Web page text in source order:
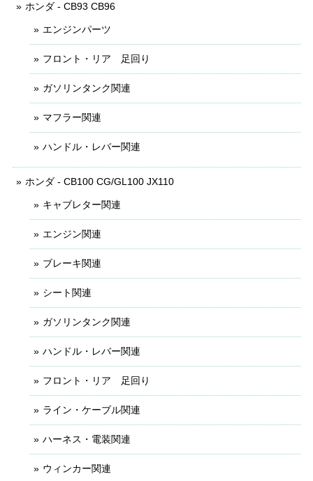
ホンダ - CB93 CB96
エンジンパーツ
フロント・リア 足回り
ガソリンタンク関連
マフラー関連
ハンドル・レバー関連
ホンダ - CB100 CG/GL100 JX110
キャブレター関連
エンジン関連
ブレーキ関連
シート関連
ガソリンタンク関連
ハンドル・レバー関連
フロント・リア 足回り
ライン・ケーブル関連
ハーネス・電装関連
ウィンカー関連